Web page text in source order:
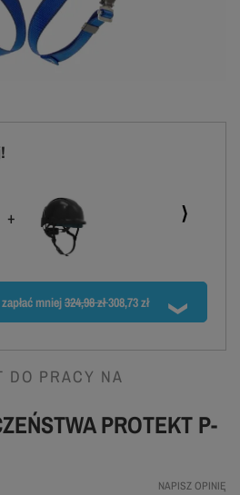
⟩
mniej324,98 zł308,73 zł
DO PRACY NA
PROTEKT P-
NAPISZ OPINIĘ